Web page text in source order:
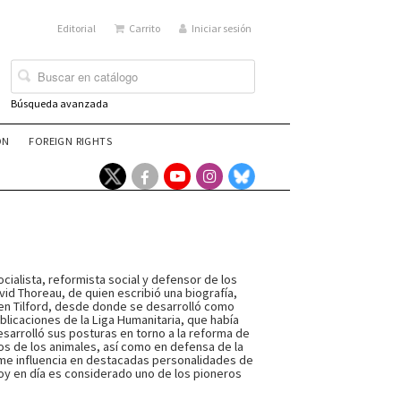
Editorial Carrito Iniciar sesión
Búsqueda avanzada
FOREIGN RIGHTS
reformista social y defensor de los
Thoreau, de quien escribió una biografía,
Tilford, desde donde se desarrolló como
de la Liga Humanitaria, que había
sus posturas en torno a la reforma de
de los animales, así como en defensa de la
influencia en destacadas personalidades de
en día es considerado uno de los pioneros